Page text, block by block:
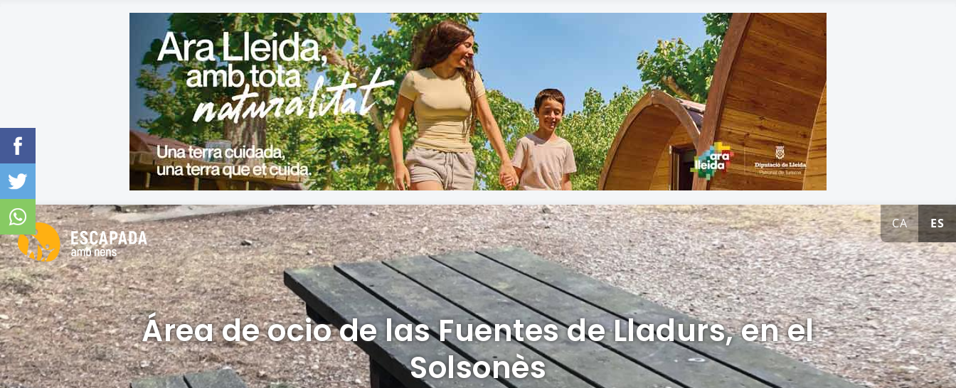
CA ES
Área de ocio de las Fuentes de Lladurs, en el
Solsonès